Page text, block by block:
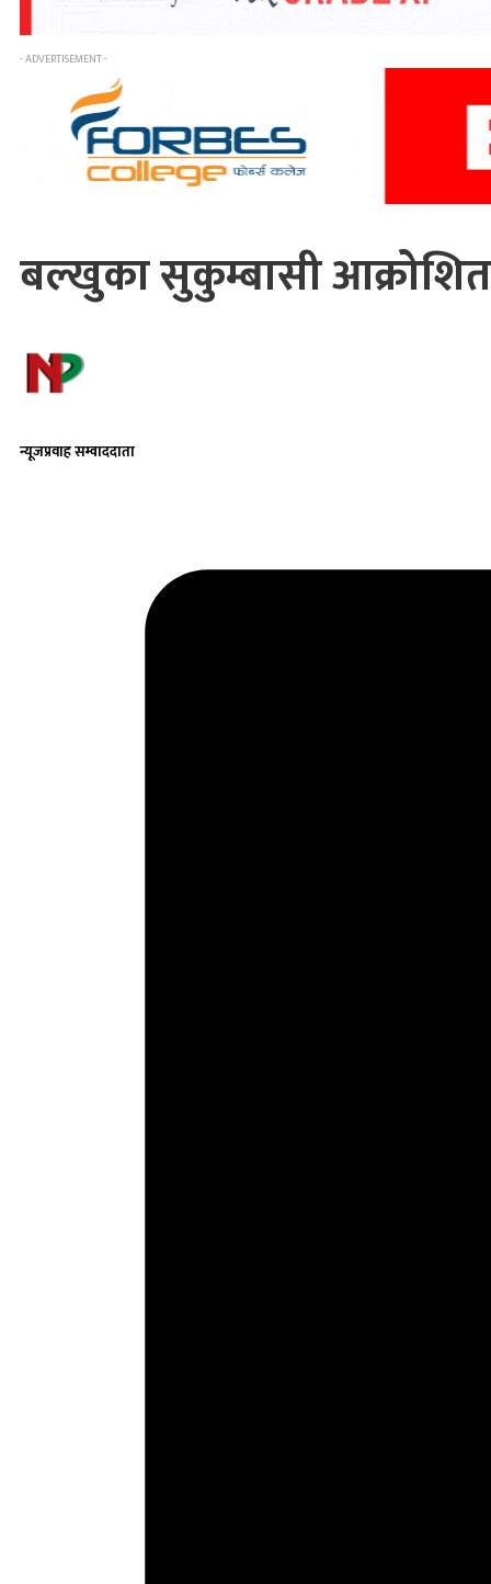
- ADVERTISEMENT -
बल्खुका सुकुम्बासी आक्रोशित,
न्यूजप्रवाह सम्वाददाता